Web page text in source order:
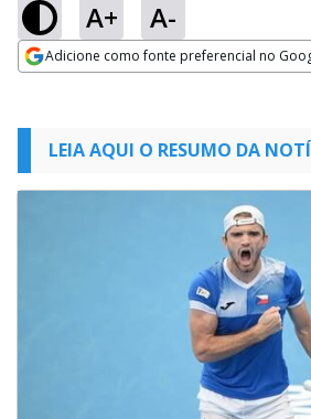
A+ A-
Adicione como fonte preferencial no
LEIA AQUI O RESUMO DA